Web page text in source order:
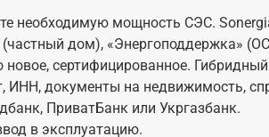
необходимую мощность СЭС.
(частный дом), «Энергоподдержка»
новое, сертифицированное.
ИНН, документы на недвижимость,
ПриватБанк или Укргазбанк.
в эксплуатацию.